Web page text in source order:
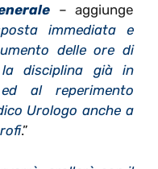
– aggiunge
immediata e
delle ore di
disciplina già in
al reperimento
Urologo anche a
.”